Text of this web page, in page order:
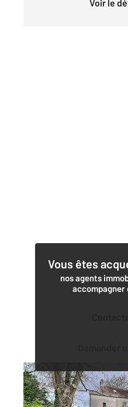
Voir le
Vous êtes
nos agents
accompagner
ARGENTAN 61
116 m2, 4 pièces
Ref : 12952